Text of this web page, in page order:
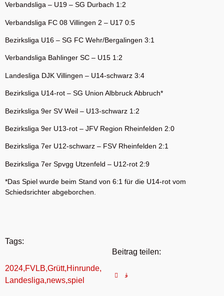
Verbandsliga – U19 – SG Durbach 1:2
Verbandsliga FC 08 Villingen 2 – U17 0:5
Bezirksliga U16 – SG FC Wehr/Bergalingen 3:1
Verbandsliga Bahlinger SC – U15 1:2
Landesliga DJK Villingen – U14-schwarz 3:4
Bezirksliga U14-rot – SG Union Albbruck Abbruch*
Bezirksliga 9er SV Weil – U13-schwarz 1:2
Bezirksliga 9er U13-rot – JFV Region Rheinfelden 2:0
Bezirksliga 7er U12-schwarz – FSV Rheinfelden 2:1
Bezirksliga 7er Spvgg Utzenfeld – U12-rot 2:9
*Das Spiel wurde beim Stand von 6:1 für die U14-rot vom
Schiedsrichter abgeborchen.
Tags:
2024,FVLB,Grütt,Hinrunde,
Landesliga,news,spiel
Beitrag teilen: